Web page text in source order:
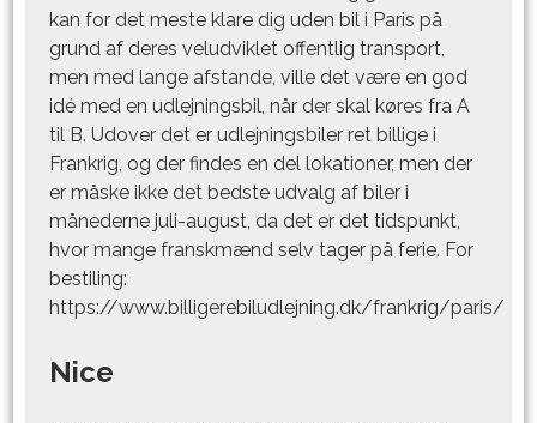
kan for det meste klare dig uden bil i Paris på
grund af deres veludviklet offentlig transport,
men med lange afstande, ville det være en god
idé med en udlejningsbil, når der skal køres fra A
til B. Udover det er udlejningsbiler ret billige i
Frankrig, og der findes en del lokationer, men der
er måske ikke det bedste udvalg af biler i
månederne juli-august, da det er det tidspunkt,
hvor mange franskmænd selv tager på ferie. For
bestiling:
https://www.billigerebiludlejning.dk/frankrig/paris/
Nice